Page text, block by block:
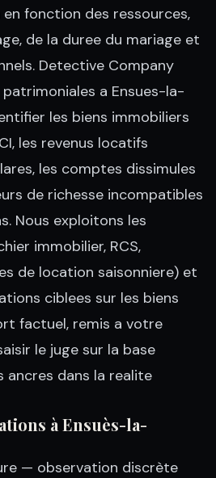
fonction des ressources,
de la duree du mariage et
Detective Company
a Ensues-la-
les biens immobiliers
les revenus locatifs
les comptes dissimules
de richesse incompatibles
Nous exploitons les
immobilier, RCS,
de location saisonniere) et
ciblees sur les biens
factuel, remis a votre
le juge sur la base
ancres dans la realite
à Ensuès-la-
— observation discrète